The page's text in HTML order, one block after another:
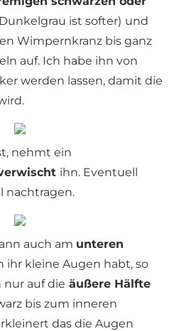
ist softer) und
Wimpernkranz bis ganz
auf. Ich habe ihn von
werden lassen, damit die
nehmt ein
ihn. Eventuell
nachtragen.
auch am unteren
ihr kleine Augen habt, so
nur auf die äußere Hälfte
bis zum inneren
das die Augen